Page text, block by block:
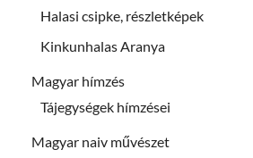
Halasi csipke, részletképek
Kinkunhalas Aranya
Magyar hímzés
Tájegységek hímzései
Magyar naiv művészet